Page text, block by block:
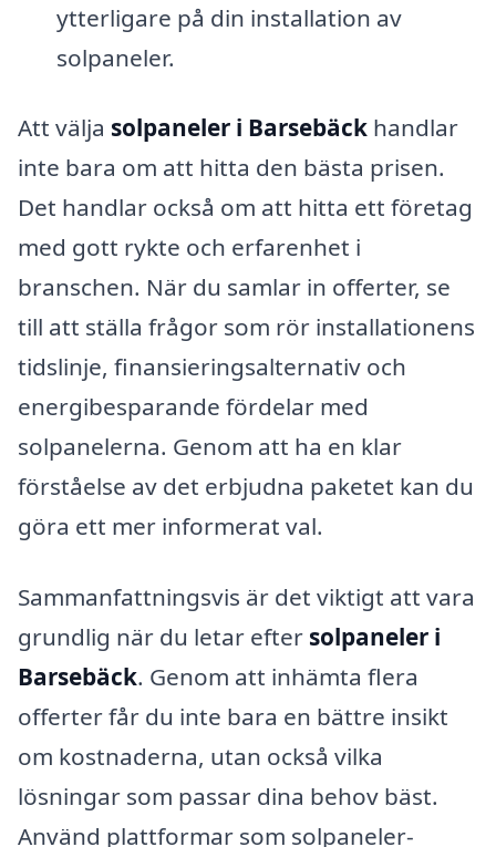
ytterligare på din installation av
solpaneler.
Att välja solpaneler i Barsebäck handlar
inte bara om att hitta den bästa prisen.
Det handlar också om att hitta ett företag
med gott rykte och erfarenhet i
branschen. När du samlar in offerter, se
till att ställa frågor som rör installationens
tidslinje, finansieringsalternativ och
energibesparande fördelar med
solpanelerna. Genom att ha en klar
förståelse av det erbjudna paketet kan du
göra ett mer informerat val.
Sammanfattningsvis är det viktigt att vara
grundlig när du letar efter solpaneler i
Barsebäck. Genom att inhämta flera
offerter får du inte bara en bättre insikt
om kostnaderna, utan också vilka
lösningar som passar dina behov bäst.
Använd plattformar som solpaneler-